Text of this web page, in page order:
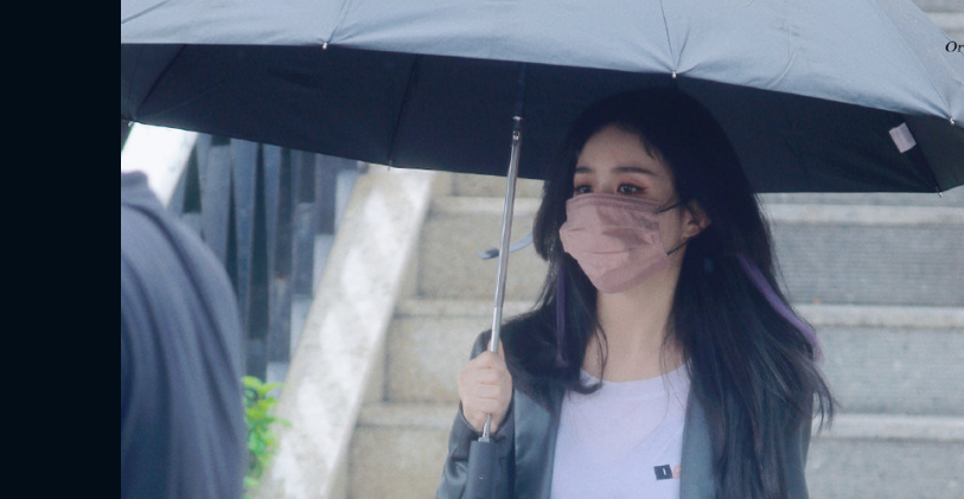
ĐĂNG NHẬP
FACEBOOK GOOGLE